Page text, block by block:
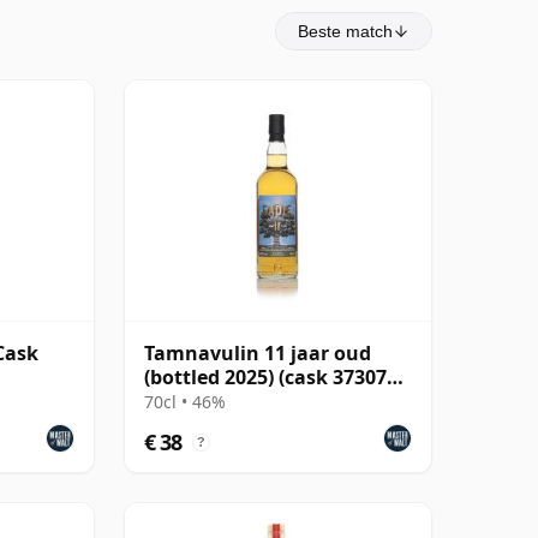
Beste match
Tamnavulin 11 jaar oud
(bottled 2025) (cask 373078
& 800100) - Small B
70cl • 46%
€ 38 ?